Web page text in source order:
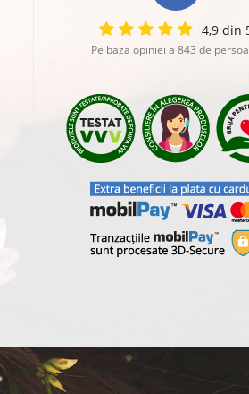
4,9 din
Pe baza opiniei a 843 de